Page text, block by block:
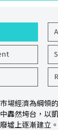
場經濟為綱領
轟然垮台，以
墟上逐漸建立